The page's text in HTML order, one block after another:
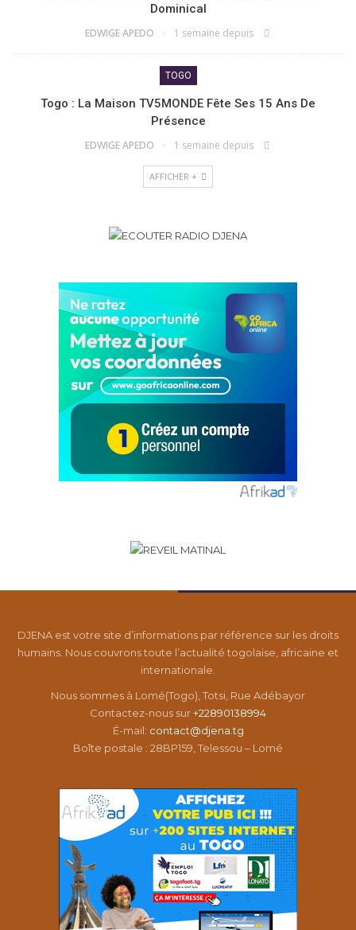
Dominical
EDWIGE APEDO 1 semaine depuis
TOGO
Togo : La Maison TV5MONDE Fête Ses 15 Ans De
Présence
EDWIGE APEDO 1 semaine depuis
AFFICHER +
DJENA est votre site d’informations par référence sur les droits
humains. Nous couvrons toute l’actualité togolaise, africaine et
internationale.
Nous sommes à Lomé(Togo), Totsi, Rue Adébayor
Contactez-nous sur+22890138994
É-mail: contact@djena.tg
Boîte postale : 28BP159, Telessou – Lomé